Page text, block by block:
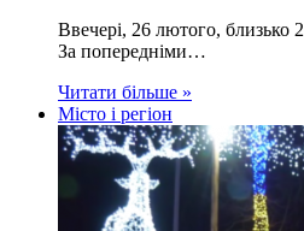
Ввечері, 26 лютого, близько
За попередніми…
Читати більше »
Місто і регіон